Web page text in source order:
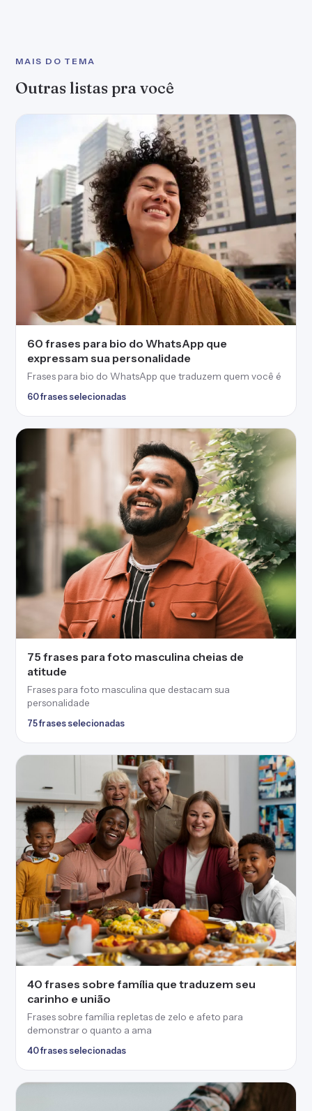
MAIS DO TEMA
Outras listas pra você
60 frases para bio do WhatsApp que
expressam sua personalidade
Frases para bio do WhatsApp que traduzem quem você é
60 frases selecionadas
75 frases para foto masculina cheias de
atitude
Frases para foto masculina que destacam sua
personalidade
75 frases selecionadas
40 frases sobre família que traduzem seu
carinho e união
Frases sobre família repletas de zelo e afeto para
demonstrar o quanto a ama
40 frases selecionadas